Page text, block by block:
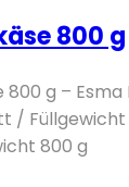
800 g
800 g – Esma
/ Füllgewicht
800 g